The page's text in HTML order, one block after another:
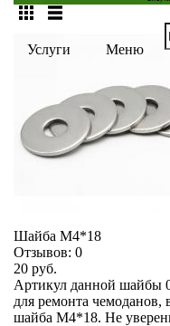
Услуги Меню
Шайба М4*18
Отзывов: 0
20 руб.
Артикул данной шайбы
для ремонта чемоданов,
шайба М4*18. Не